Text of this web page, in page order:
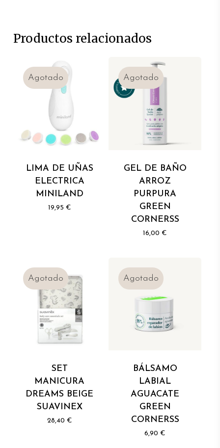
Productos relacionados
LIMA DE UÑAS
ELECTRICA
MINILAND
19,95 €
GEL DE BAÑO
ARROZ
PURPURA
GREEN
CORNERSS
16,00 €
SET
MANICURA
DREAMS BEIGE
SUAVINEX
28,40 €
BÁLSAMO
LABIAL
AGUACATE
GREEN
CORNERSS
6,90 €